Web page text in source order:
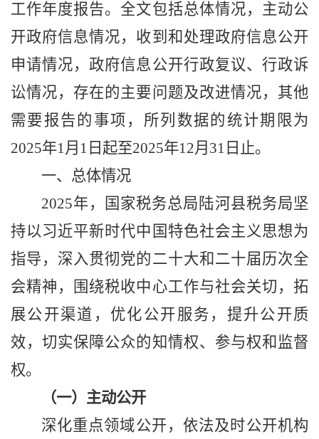
工作年度报告。全文包括总体情况，主动公
开政府信息情况，收到和处理政府信息公开
申请情况，政府信息公开行政复议、行政诉
讼情况，存在的主要问题及改进情况，其他
需要报告的事项， 所列数据的统计期限为
2025年1月1日起至2025年12月31日止。
一、总体情况
2025年，国家税务总局陆河县税务局坚
持以习近平新时代中国特色社会主义思想为
指导， 深入贯彻党的二十大和二十届历次全
会精神，围绕税收中心工作与社会关切， 拓
展公开渠道，优化公开服务，提升公开质
效，切实保障公众的知情权、参与权和监督
权。
（一）主动公开
深化重点领域公开， 依法及时公开机构